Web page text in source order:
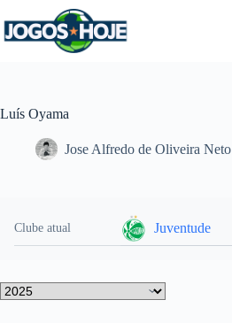
para
o
Luís Oyama
Jose Alfredo de Oliveira Neto
Clube atual Juventude